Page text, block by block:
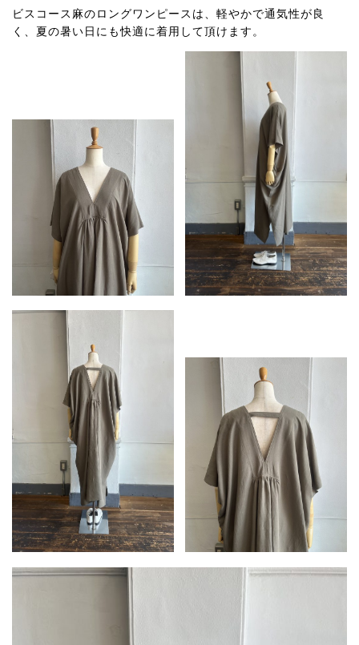
ビスコース麻のロングワンピースは、軽やかで通気性が良
く、夏の暑い日にも快適に着用して頂けます。